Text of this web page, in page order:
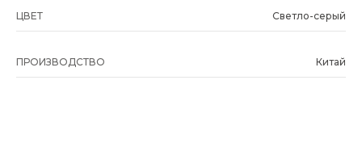
ЦВЕТ Светло-серый
ПРОИЗВОДСТВО Китай